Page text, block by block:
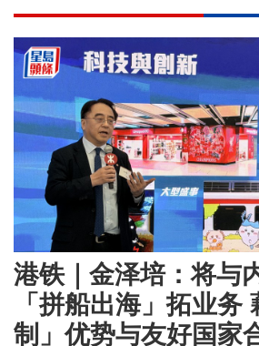
港铁｜金泽培：将与
「拼船出海」拓业务
制」优势与友好国家